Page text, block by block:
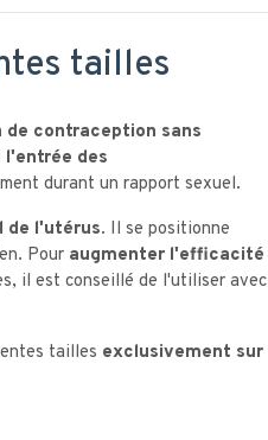
tailles
de contraception sans
des
durant un rapport sexuel.
de l'utérus. Il se positionne
Pour augmenter l'efficacité
il est conseillé de l'utiliser avec
tailles exclusivement sur